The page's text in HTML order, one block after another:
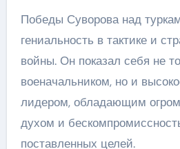
Победы Суворова над
гениальность в тактике и
войны. Он показал себя не
военачальником, но и
лидером, обладающим
духом и
поставленных целей.